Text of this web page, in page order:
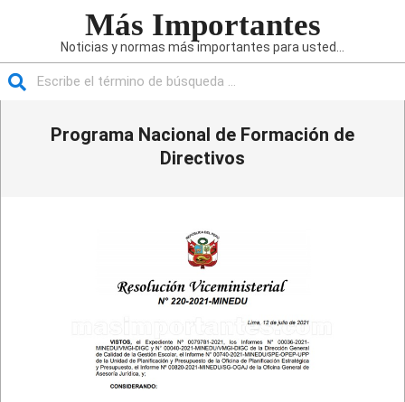
Más Importantes
Noticias y normas más importantes para usted...
Programa Nacional de Formación de
Directivos